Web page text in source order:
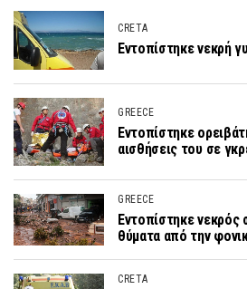
CRETA
Εντοπίστηκε νεκρή
GREECE
Εντοπίστηκε
αισθήσεις του σε
GREECE
Εντοπίστηκε
θύματα από την
CRETA